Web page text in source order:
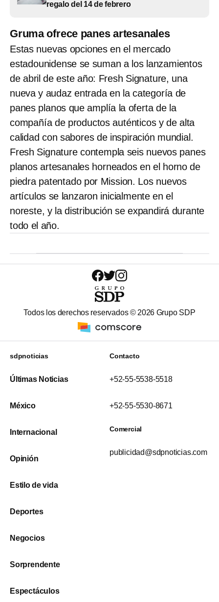
regalo del 14 de febrero
Gruma ofrece panes artesanales
Estas nuevas opciones en el mercado
estadounidense se suman a los lanzamientos
de abril de este año: Fresh Signature, una
nueva y audaz entrada en la categoría de
panes planos que amplía la oferta de la
compañía de productos auténticos y de alta
calidad con sabores de inspiración mundial.
Fresh Signature contempla seis nuevos panes
planos artesanales horneados en el horno de
piedra patentado por Mission. Los nuevos
artículos se lanzaron inicialmente en el
noreste, y la distribución se expandirá durante
todo el año.
Todos los derechos reservados © 2026 Grupo SDP
sdpnoticias
Últimas Noticias
México
Internacional
Opinión
Estilo de vida
Deportes
Negocios
Sorprendente
Espectáculos
Contacto
+52-55-5538-5518
+52-55-5530-8671
Comercial
publicidad@sdpnoticias.com